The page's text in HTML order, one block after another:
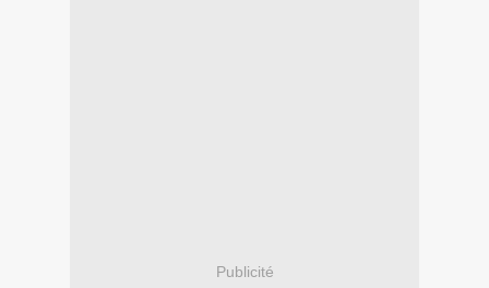
Publicité